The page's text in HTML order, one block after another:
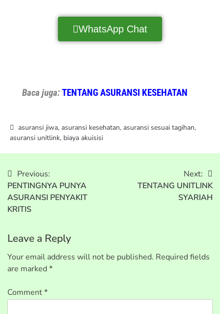
WhatsApp Chat
Baca juga:TENTANG ASURANSI KESEHATAN
asuransi jiwa, asuransi kesehatan, asuransi sesuai tagihan,
asuransi unitlink, biaya akuisisi
Previous:
PENTINGNYA PUNYA
ASURANSI PENYAKIT
KRITIS
Next:
TENTANG UNITLINK
SYARIAH
Leave a Reply
Your email address will not be published. Required fields
are marked*
Comment*